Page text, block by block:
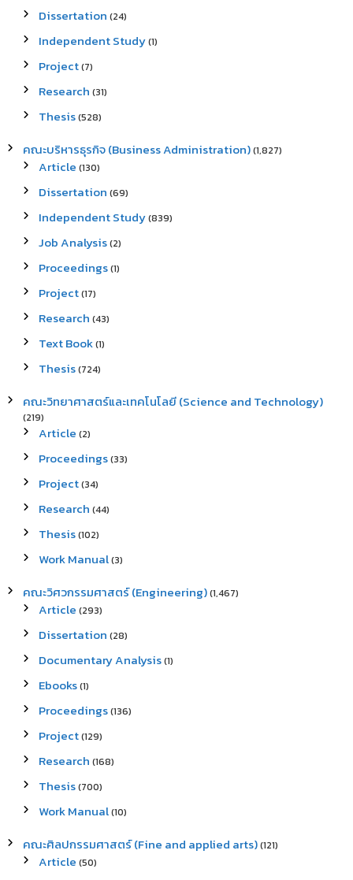
Dissertation (24)
Independent Study(1)
Project(7)
Research (31)
Thesis(528)
คณะบริหารธุรกิจ (Business Administration)(1,827)
Article (130)
Dissertation (69)
Independent Study(839)
Job Analysis(2)
Proceedings(1)
Project(17)
Research (43)
Text Book(1)
Thesis(724)
คณะวิทยาศาสตร์และเทคโนโลยี (Science and Technology)
(219)
Article (2)
Proceedings(33)
Project(34)
Research (44)
Thesis(102)
Work Manual(3)
คณะวิศวกรรมศาสตร์ (Engineering)(1,467)
Article (293)
Dissertation (28)
Documentary Analysis(1)
Ebooks(1)
Proceedings(136)
Project(129)
Research (168)
Thesis(700)
Work Manual(10)
คณะศิลปกรรมศาสตร์ (Fine and applied arts)(121)
Article (50)